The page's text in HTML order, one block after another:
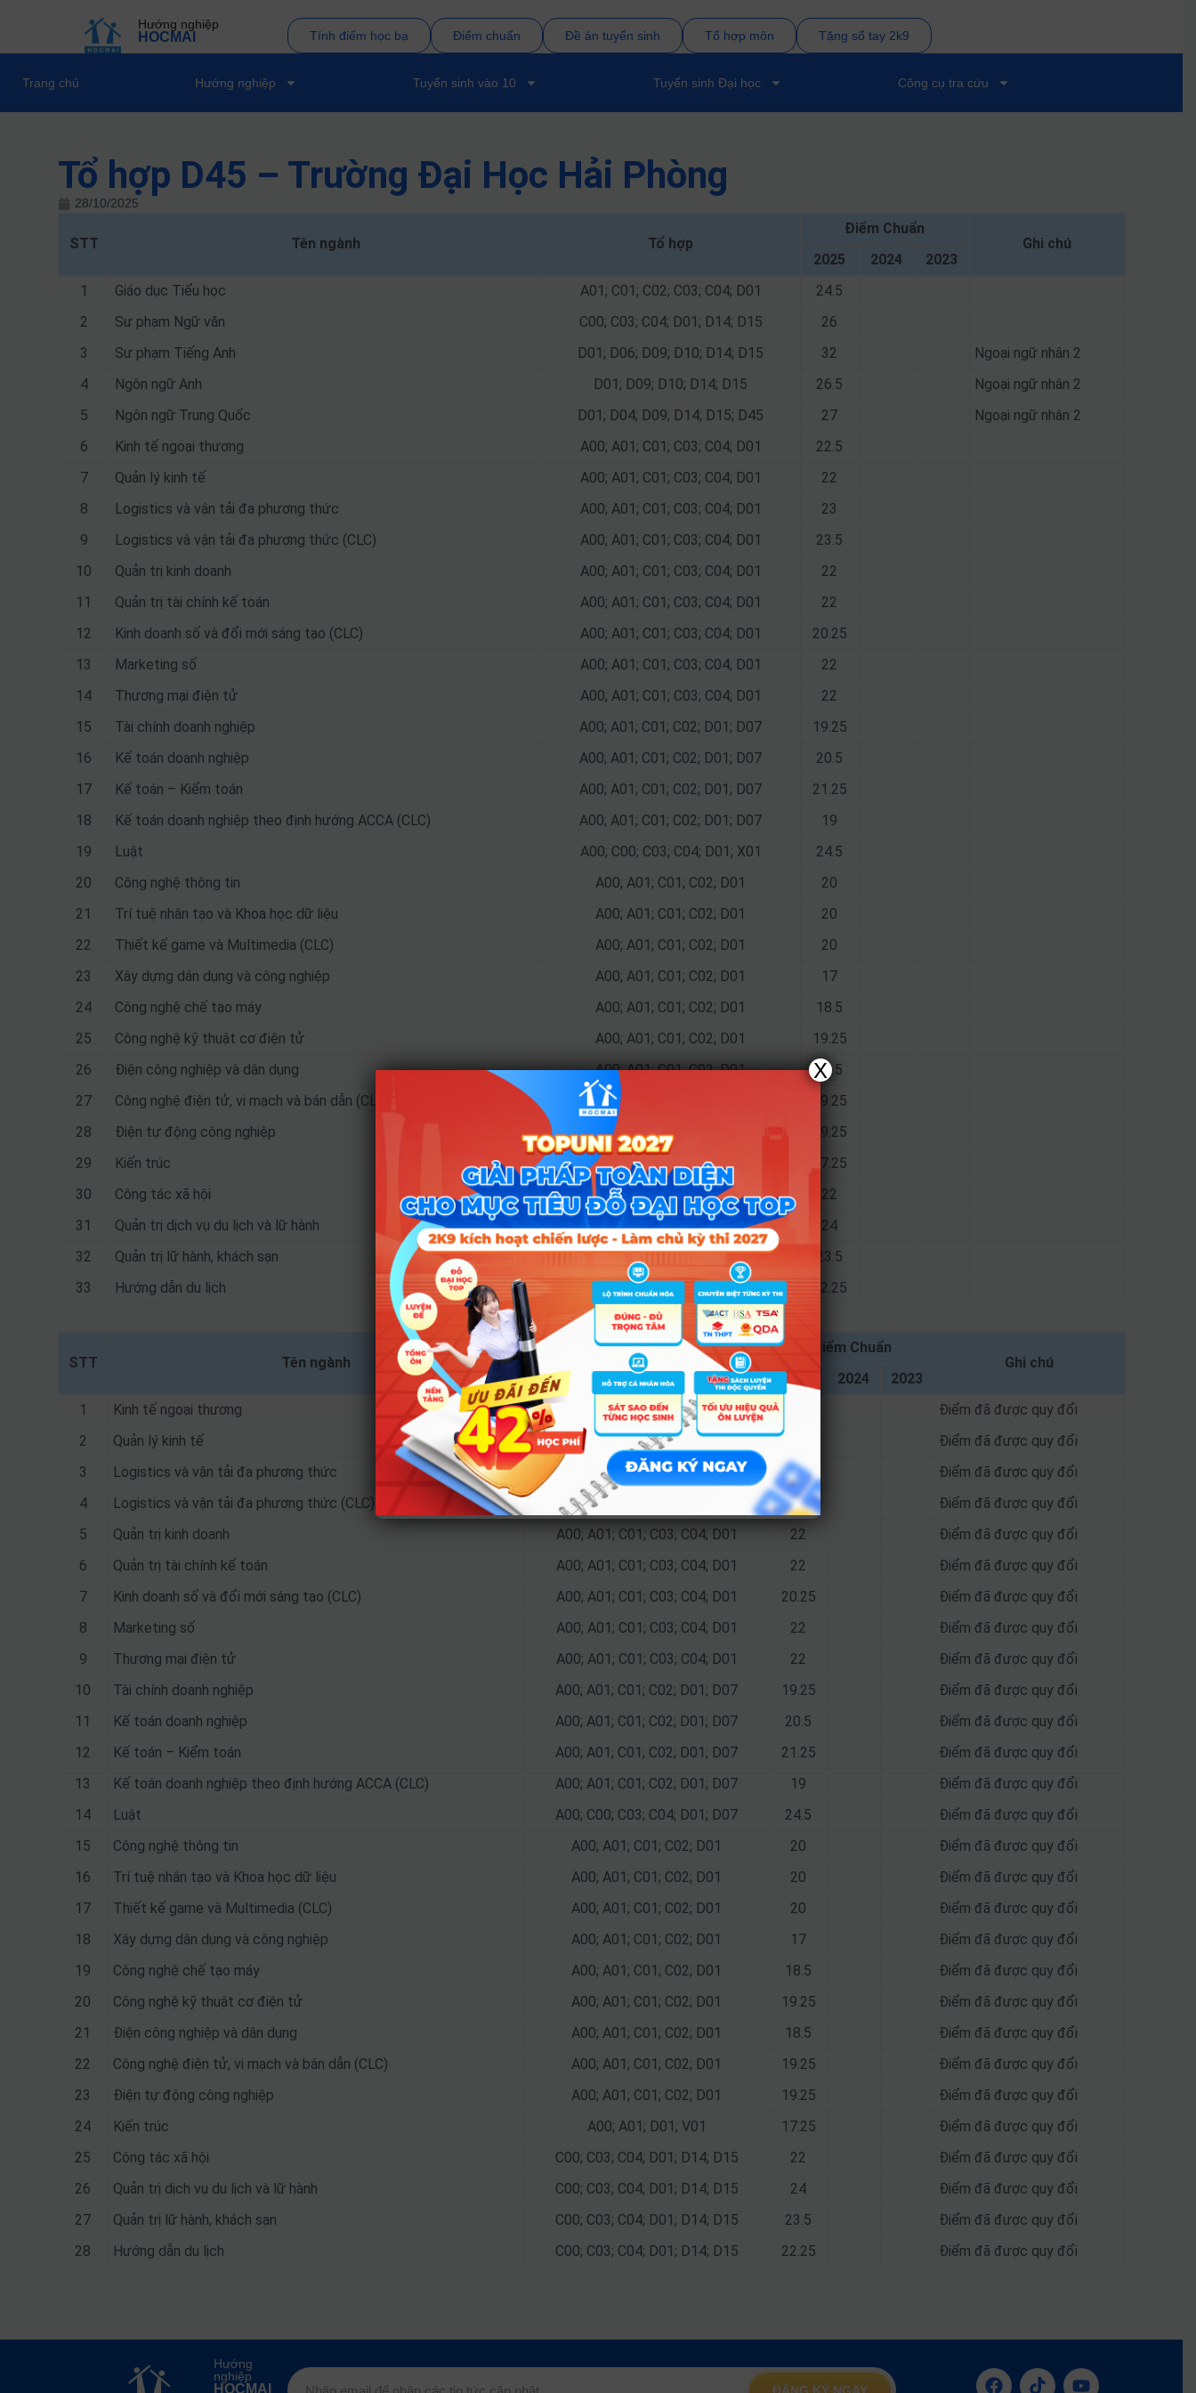
Hướng nghiệp
HOCMAI Tính điểm học bạ Điểm chuẩn Đề án tuyển sinh Tổ hợp môn Tặng sổ tay 2k9
Trang chủ Hướng nghiệp Tuyển sinh vào 10 Tuyển sinh Đại học Công cụ tra cứu
Tổ hợp D45 – Trường Đại Học Hải Phòng
28/10/2025
STT Tên ngành Tổ hợp
Điểm Chuẩn
Ghi chú
2025
2024
2023
1
Giáo dục Tiểu học A01; C01; C02; C03; C04; D01
24.5
2
Sư phạm Ngữ văn C00; C03; C04; D01; D14; D15
26
3
Sư phạm Tiếng Anh D01; D06; D09; D10; D14; D15 32
Ngoại ngữ nhân 2
4
Ngôn ngữ Anh D01; D09; D10; D14; D15 26.5
Ngoại ngữ nhân 2
5
Ngôn ngữ Trung Quốc D01; D04; D09; D14; D15; D45 27
Ngoại ngữ nhân 2
6
Kinh tế ngoại thương A00; A01; C01; C03; C04; D01
22.5
7
Quản lý kinh tế A00; A01; C01; C03; C04; D01
22
8
Logistics và vận tải đa phương thức A00; A01; C01; C03; C04; D01
23
9
Logistics và vận tải đa phương thức (CLC) A00; A01; C01; C03; C04; D01
23.5
10
Quản trị kinh doanh A00; A01; C01; C03; C04; D01
22
11
Quản trị tài chính kế toán A00; A01; C01; C03; C04; D01
22
12
Kinh doanh số và đổi mới sáng tạo (CLC) A00; A01; C01; C03; C04; D01
20.25
13
Marketing số A00; A01; C01; C03; C04; D01
22
14
Thương mại điện tử A00; A01; C01; C03; C04; D01
22
15
Tài chính doanh nghiệp A00; A01; C01; C02; D01; D07
19.25
16
Kế toán doanh nghiệp A00; A01; C01; C02; D01; D07
20.5
17
Kế toán – Kiểm toán A00; A01; C01; C02; D01; D07
21.25
18
Kế toán doanh nghiệp theo định hướng ACCA (CLC) A00; A01; C01; C02; D01; D07
19
19
Luật A00; C00; C03; C04; D01; X01
24.5
20
Công nghệ thông tin A00; A01; C01; C02; D01
20
21
Trí tuệ nhân tạo và Khoa học dữ liệu A00; A01; C01; C02; D01
20
22
Thiết kế game và Multimedia (CLC) A00; A01; C01; C02; D01
20
23
Xây dựng dân dụng và công nghiệp A00; A01; C01; C02; D01
17
24
Công nghệ chế tạo máy A00; A01; C01; C02; D01
18.5
25
Công nghệ kỹ thuật cơ điện tử A00; A01; C01; C02; D01
19.25
26
Điện công nghiệp và dân dụng A00; A01; C01; C02; D01
18.5
27
Công nghệ điện tử, vi mạch và bán dẫn (CLC) A00; A01; C01; C02; D01
19.25
28
Điện tự động công nghiệp A00; A01; C01; C02; D01
19.25
29
Kiến trúc A00; A01; D01; V01
17.25
30
Công tác xã hội C00; C03; C04; D01; D14; D15
22
31
Quản trị dịch vụ du lịch và lữ hành C00; C03; C04; D01; D14; D15
24
32
Quản trị lữ hành, khách sạn C00; C03; C04; D01; D14; D15
23.5
33
Hướng dẫn du lịch C00; C03; C04; D01; D14; D15 22.25
STT Tên ngành Tổ hợp
Điểm Chuẩn
Ghi chú
2025
2024
2023
1
Kinh tế ngoại thương A00; A01; C01; C03; C04; D01
Điểm đã được quy đổi
2
Quản lý kinh tế A00; A01; C01; C03; C04; D01
Điểm đã được quy đổi
3
Logistics và vận tải đa phương thức A00; A01; C01; C03; C04; D01 23
Điểm đã được quy đổi
4
Logistics và vận tải đa phương thức (CLC) A00; A01; C01; C03; C04; D01 23.5
Điểm đã được quy đổi
5
Quản trị kinh doanh A00; A01; C01; C03; C04; D01 22
Điểm đã được quy đổi
6
Quản trị tài chính kế toán A00; A01; C01; C03; C04; D01 22
Điểm đã được quy đổi
7
Kinh doanh số và đổi mới sáng tạo (CLC) A00; A01; C01; C03; C04; D01 20.25
Điểm đã được quy đổi
8
Marketing số A00; A01; C01; C03; C04; D01 22
Điểm đã được quy đổi
9
Thương mại điện tử A00; A01; C01; C03; C04; D01 22
Điểm đã được quy đổi
10
Tài chính doanh nghiệp A00; A01; C01; C02; D01; D07 19.25
Điểm đã được quy đổi
11
Kế toán doanh nghiệp A00; A01; C01; C02; D01; D07 20.5
Điểm đã được quy đổi
12
Kế toán – Kiểm toán A00; A01; C01; C02; D01; D07 21.25
Điểm đã được quy đổi
13
Kế toán doanh nghiệp theo định hướng ACCA (CLC) A00; A01; C01; C02; D01; D07 19
Điểm đã được quy đổi
14
Luật A00; C00; C03; C04; D01; D07 24.5
Điểm đã được quy đổi
15
Công nghệ thông tin A00; A01; C01; C02; D01 20
Điểm đã được quy đổi
16
Trí tuệ nhân tạo và Khoa học dữ liệu A00; A01; C01; C02; D01 20
Điểm đã được quy đổi
17
Thiết kế game và Multimedia (CLC) A00; A01; C01; C02; D01 20
Điểm đã được quy đổi
18
Xây dựng dân dụng và công nghiệp A00; A01; C01; C02; D01 17
Điểm đã được quy đổi
19
Công nghệ chế tạo máy A00; A01; C01; C02; D01 18.5
Điểm đã được quy đổi
20
Công nghệ kỹ thuật cơ điện tử A00; A01; C01; C02; D01 19.25
Điểm đã được quy đổi
21
Điện công nghiệp và dân dụng A00; A01; C01; C02; D01 18.5
Điểm đã được quy đổi
22
Công nghệ điện tử, vi mạch và bán dẫn (CLC) A00; A01; C01; C02; D01 19.25
Điểm đã được quy đổi
23
Điện tự động công nghiệp A00; A01; C01; C02; D01 19.25
Điểm đã được quy đổi
24
Kiến trúc A00; A01; D01; V01 17.25
Điểm đã được quy đổi
25
Công tác xã hội C00; C03; C04; D01; D14; D15 22
Điểm đã được quy đổi
26
Quản trị dịch vụ du lịch và lữ hành C00; C03; C04; D01; D14; D15 24
Điểm đã được quy đổi
27
Quản trị lữ hành, khách sạn C00; C03; C04; D01; D14; D15 23.5
Điểm đã được quy đổi
28
Hướng dẫn du lịch C00; C03; C04; D01; D14; D15 22.25 Điểm đã được quy đổi
Hướng
nghiệp
HOCMAI
X